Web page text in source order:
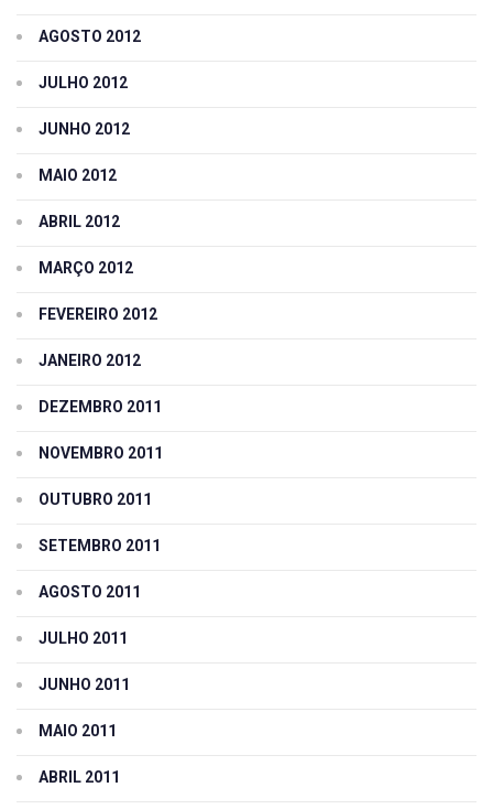
AGOSTO 2012
JULHO 2012
JUNHO 2012
MAIO 2012
ABRIL 2012
MARÇO 2012
FEVEREIRO 2012
JANEIRO 2012
DEZEMBRO 2011
NOVEMBRO 2011
OUTUBRO 2011
SETEMBRO 2011
AGOSTO 2011
JULHO 2011
JUNHO 2011
MAIO 2011
ABRIL 2011